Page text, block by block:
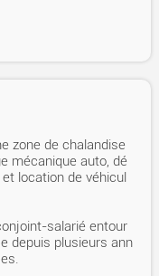
zone de chalandise
mécanique auto, dé
location de véhicul
salarié entour
depuis plusieurs ann